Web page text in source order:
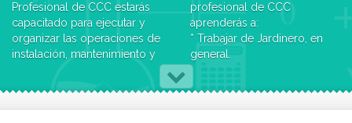
Profesional de CCC estarás
capacitado para ejecutar y
organizar las operaciones de
instalación, mantenimiento y
mejora de jardines de
interior, exterior y zonas
profesional de CCC
aprenderás a:
* Trabajar de Jardinero, en
general.
* Ser trabajador de huertas,
viveros y jardines, en general.